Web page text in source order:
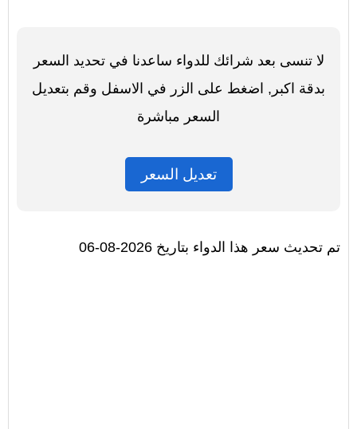
لا تنسى بعد شرائك للدواء ساعدنا في تحديد السعر
بدقة اكبر, اضغط على الزر في الاسفل وقم بتعديل
السعر مباشرة
تعديل السعر
تم تحديث سعر هذا الدواء بتاريخ 2026-08-06